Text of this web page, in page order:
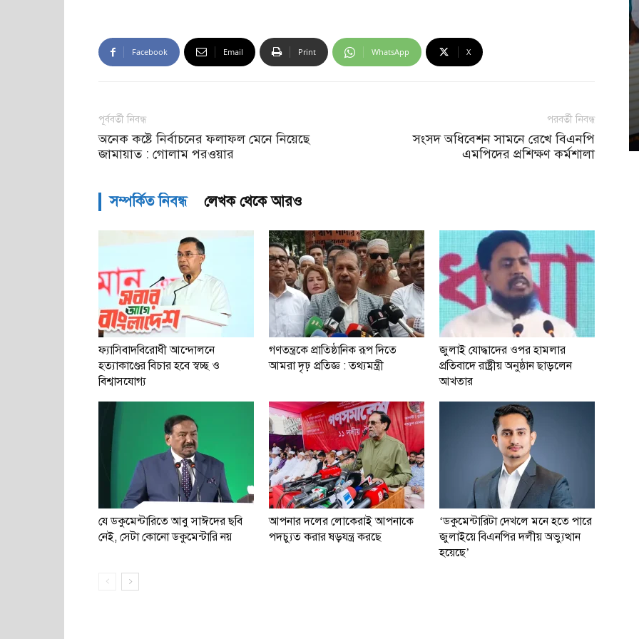
Facebook Email Print WhatsApp X
পূর্ববর্তী নিবন্ধ
অনেক কষ্টে নির্বাচনের ফলাফল মেনে নিয়েছে
জামায়াত : গোলাম পরওয়ার
পরবর্তী নিবন্ধ
সংসদ অধিবেশন সামনে রেখে বিএনপি
এমপিদের প্রশিক্ষণ কর্মশালা
সম্পর্কিত নিবন্ধ লেখক থেকে আরও
ফ্যাসিবাদবিরোধী আন্দোলনে
হত্যাকাণ্ডের বিচার হবে স্বচ্ছ ও
বিশ্বাসযোগ্য
গণতন্ত্রকে প্রাতিষ্ঠানিক রূপ দিতে
আমরা দৃঢ় প্রতিজ্ঞ : তথ্যমন্ত্রী
জুলাই যোদ্ধাদের ওপর হামলার
প্রতিবাদে রাষ্ট্রীয় অনুষ্ঠান ছাড়লেন
আখতার
যে ডকুমেন্টারিতে আবু সাঈদের ছবি
নেই, সেটা কোনো ডকুমেন্টারি নয়
আপনার দলের লোকেরাই আপনাকে
পদচ্যুত করার ষড়যন্ত্র করছে
‘ডকুমেন্টারিটা দেখলে মনে হতে পারে
জুলাইয়ে বিএনপির দলীয় অভ্যুত্থান
হয়েছে’